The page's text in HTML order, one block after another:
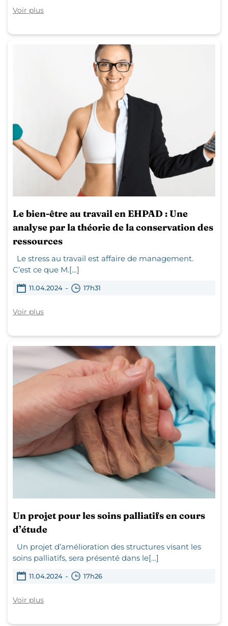
Voir plus
Le bien-être au travail en EHPAD : Une
analyse par la théorie de la conservation des
ressources
Le stress au travail est affaire de management.
C’est ce que M.[…]
11.04.2024 - 17h31
Voir plus
Un projet pour les soins palliatifs en cours
d’étude
Un projet d’amélioration des structures visant les
soins palliatifs, sera présenté dans le[…]
11.04.2024 - 17h26
Voir plus